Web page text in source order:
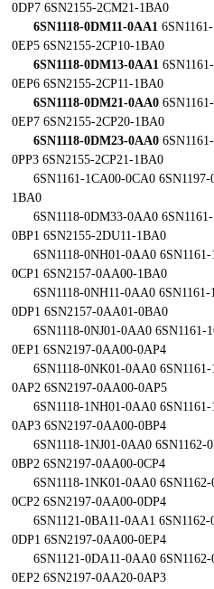
0DP7 6SN2155-2CM21-1BA0
6SN1118-0DM11-0AA1
0EP5 6SN2155-2CP10-1BA0
6SN1118-0DM13-0AA1
0EP6 6SN2155-2CP11-1BA0
6SN1118-0DM21-0AA0
0EP7 6SN2155-2CP20-1BA0
6SN1118-0DM23-0AA0
0PP3 6SN2155-2CP21-1BA0
6SN1161-1CA00-0CA0
1BA0
6SN1118-0DM33-0AA0 6SN1161-
0BP1 6SN2155-2DU11-1BA0
6SN1118-0NH01-0AA0 6SN1161-
0CP1 6SN2157-0AA00-1BA0
6SN1118-0NH11-0AA0 6SN1161-
0DP1 6SN2157-0AA01-0BA0
6SN1118-0NJ01-0AA0 6SN1161-
0EP1 6SN2197-0AA00-0AP4
6SN1118-0NK01-0AA0 6SN1161-
0AP2 6SN2197-0AA00-0AP5
6SN1118-1NH01-0AA0 6SN1161-
0AP3 6SN2197-0AA00-0BP4
6SN1118-1NJ01-0AA0 6SN1162-
0BP2 6SN2197-0AA00-0CP4
6SN1118-1NK01-0AA0 6SN1162-
0CP2 6SN2197-0AA00-0DP4
6SN1121-0BA11-0AA1 6SN1162-
0DP1 6SN2197-0AA00-0EP4
6SN1121-0DA11-0AA0 6SN1162-
0EP2 6SN2197-0AA20-0AP3